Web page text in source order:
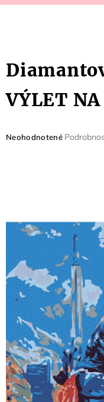
VÝLET
Priemerné
Neohodnotené